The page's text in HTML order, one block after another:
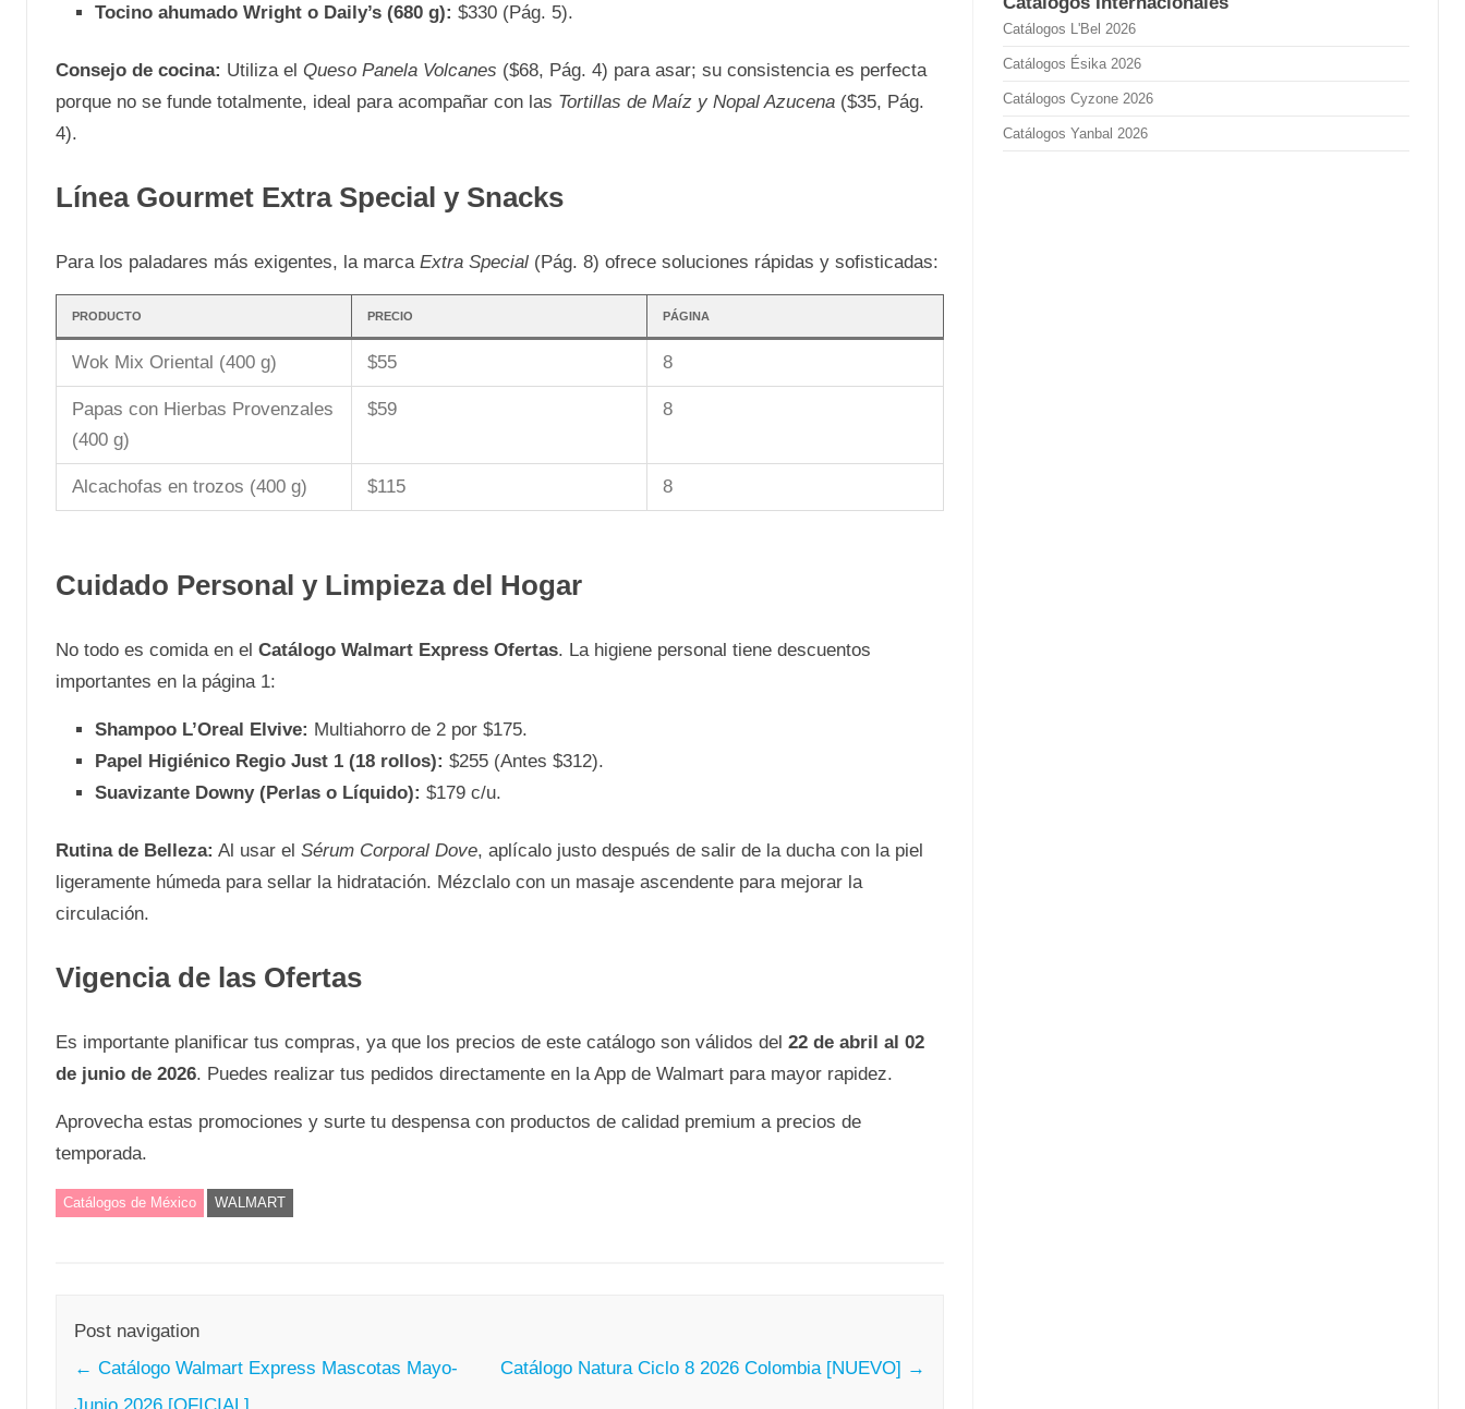
Tocino ahumado Wright o Daily’s (680 g): $330 (Pág. 5).
Consejo de cocina: Utiliza el Queso Panela Volcanes ($68, Pág. 4) para asar; su consistencia es perfecta
porque no se funde totalmente, ideal para acompañar con las Tortillas de Maíz y Nopal Azucena($35, Pág.
4).
Línea Gourmet Extra Special y Snacks
Para los paladares más exigentes, la marca Extra Special(Pág. 8) ofrece soluciones rápidas y sofisticadas:
PRODUCTO PRECIO PÁGINA
Wok Mix Oriental (400 g) $55 8
Papas con Hierbas Provenzales
(400 g)
$59 8
Alcachofas en trozos (400 g) $115 8
Cuidado Personal y Limpieza del Hogar
No todo es comida en el Catálogo Walmart Express Ofertas. La higiene personal tiene descuentos
importantes en la página 1:
Shampoo L’Oreal Elvive: Multiahorro de 2 por $175.
Papel Higiénico Regio Just 1 (18 rollos): $255 (Antes $312).
Suavizante Downy (Perlas o Líquido): $179 c/u.
Rutina de Belleza: Al usar el Sérum Corporal Dove, aplícalo justo después de salir de la ducha con la piel
ligeramente húmeda para sellar la hidratación. Mézclalo con un masaje ascendente para mejorar la
circulación.
Vigencia de las Ofertas
Es importante planificar tus compras, ya que los precios de este catálogo son válidos del 22 de abril al 02
de junio de 2026. Puedes realizar tus pedidos directamente en la App de Walmart para mayor rapidez.
Aprovecha estas promociones y surte tu despensa con productos de calidad premium a precios de
temporada.
Catálogos de México WALMART
Post navigation
← Catálogo Walmart Express Mascotas Mayo-
Catálogo Natura Ciclo 8 2026 Colombia [NUEVO] →
Catálogos L'Bel 2026
Catálogos Ésika 2026
Catálogos Cyzone 2026
Catálogos Yanbal 2026